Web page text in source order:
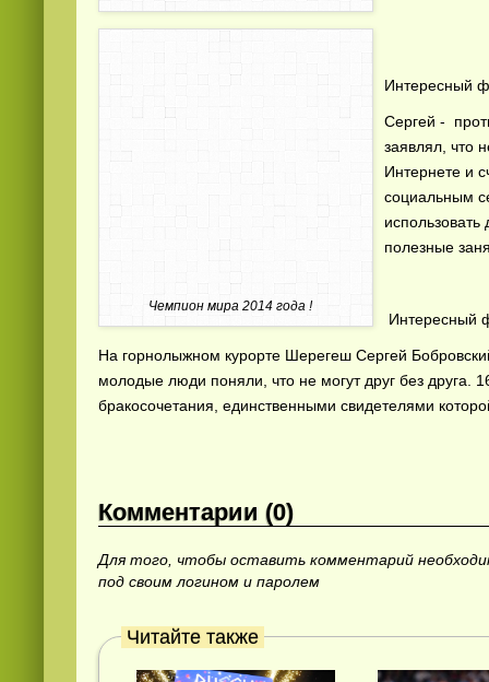
Чемпион мира 2014 года !
Интересный
Сергей -
заявлял, что
Интернете и
социальным
полезные
Интересный
На горнолыжном курорте Шерегеш Сергей
молодые люди поняли, что не могут друг без друга.
бракосочетания, единственными свидетелями
Комментарии (0)
Для того, чтобы оставить комментарий
под своим логином и паролем
Читайте также